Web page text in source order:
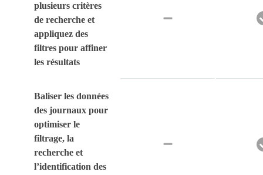
plusieurs critères
de recherche et
appliquez des
filtres pour affiner
les résultats
Baliser les données
des journaux pour
optimiser le
filtrage, la
recherche et
l’identification des